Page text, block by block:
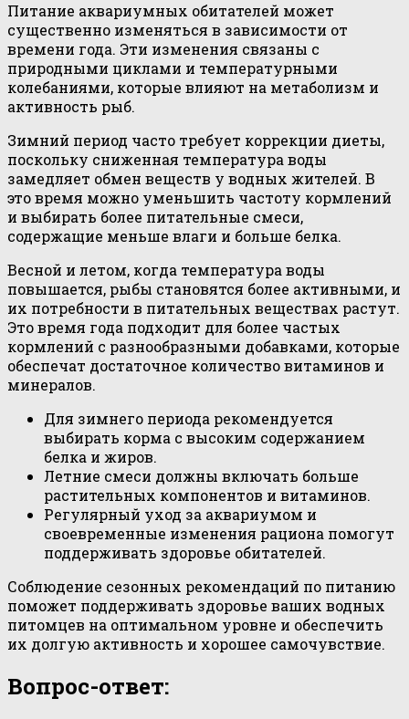
Питание аквариумных обитателей может
существенно изменяться в зависимости от
времени года. Эти изменения связаны с
природными циклами и температурными
колебаниями, которые влияют на метаболизм и
активность рыб.
Зимний период часто требует коррекции диеты,
поскольку сниженная температура воды
замедляет обмен веществ у водных жителей. В
это время можно уменьшить частоту кормлений
и выбирать более питательные смеси,
содержащие меньше влаги и больше белка.
Весной и летом, когда температура воды
повышается, рыбы становятся более активными, и
их потребности в питательных веществах растут.
Это время года подходит для более частых
кормлений с разнообразными добавками, которые
обеспечат достаточное количество витаминов и
минералов.
Для зимнего периода рекомендуется
выбирать корма с высоким содержанием
белка и жиров.
Летние смеси должны включать больше
растительных компонентов и витаминов.
Регулярный уход за аквариумом и
своевременные изменения рациона помогут
поддерживать здоровье обитателей.
Соблюдение сезонных рекомендаций по питанию
поможет поддерживать здоровье ваших водных
питомцев на оптимальном уровне и обеспечить
их долгую активность и хорошее самочувствие.
Вопрос-ответ: